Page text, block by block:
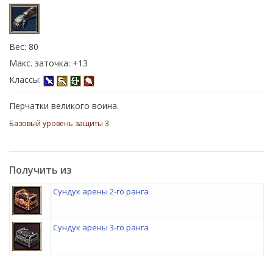
Вес: 80
Макс. заточка: +13
Классы:
Перчатки великого воина.
Базовый уровень защиты 3
Получить из
Сундук арены 2-го ранга
Сундук арены 3-го ранга